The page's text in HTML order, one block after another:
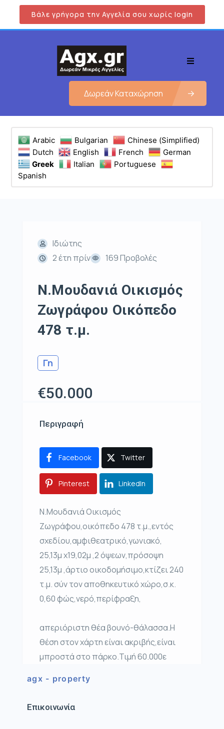
Βάλε γρήγορα την Αγγελία σου χωρίς login
Δωρεάν Καταχώρηση
Arabic Bulgarian
Chinese (Simplified)
Dutch
English French
German
Greek
Italian
Portuguese
Spanish
Ιδιώτης
2 έτη πρίν
169 Προβολές
Ν.Μουδανιά Οικισμός
Ζωγράφου Οικόπεδο
478 τ.μ.
Γη
€50.000
Περιγραφή
Facebook Twitter
Pinterest LinkedIn
Ν.Μουδανιά Οικισμός
Ζωγράφου,οικόπεδο 478 τ.μ.,εντός
σχεδίου,αμφιθεατρικό,γωνιακό,
25,13μ χ19,02μ ,2 όψεων,πρόσοψη
25,13μ ,άρτιο οικοδομήσιμο,κτίζει 240
τ.μ. σύν τον αποθηκευτικό χώρο,σ.κ.
0,60 φώς,νερό,περίφραξη,
απεριόριστη θέα βουνό-θάλασσα.Η
θέση στον χάρτη είναι ακριβής,είναι
μπροστά στο πάρκο.Τιμή 60.000ε
agx - property
Επικοινωνία